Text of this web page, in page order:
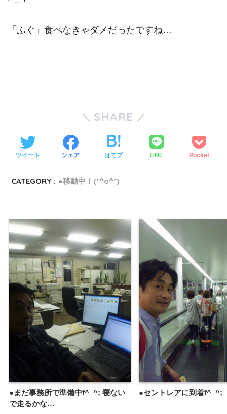
「ふぐ」食べなきゃダメだったですね…
SHARE
ツイート シェア はてブ LINE Pocket
CATEGORY : ●移動中！(*^o^*)
●まだ事務所で準備中f^_^; 寝ない
で走るかな…
●セントレアに到着f^_^;